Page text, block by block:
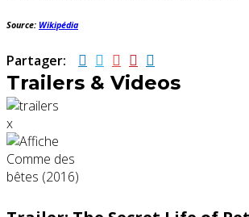
Source: Wikipédia
Partager:
Trailers & Videos
x